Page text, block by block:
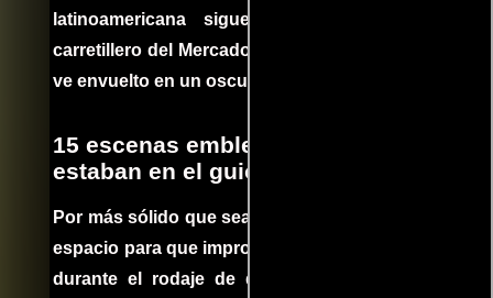
latinoamericana sigue la historia de un
carretillero del Mercado 4 de Asunción que se
ve envuelto en un oscuro mundo de crimen
15 escenas emblemáticas que no
estaban en el guion
Por más sólido que sea un guión siempre hay
espacio para que improvisaciones que se dan
durante el rodaje de determinadas escenas